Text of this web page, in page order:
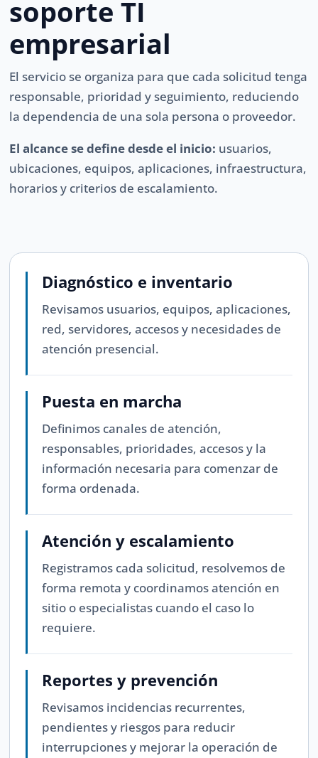
soporte TI
empresarial
El servicio se organiza para que cada solicitud tenga
responsable, prioridad y seguimiento, reduciendo
la dependencia de una sola persona o proveedor.
El alcance se define desde el inicio: usuarios,
ubicaciones, equipos, aplicaciones, infraestructura,
horarios y criterios de escalamiento.
Diagnóstico e inventario
Revisamos usuarios, equipos, aplicaciones,
red, servidores, accesos y necesidades de
atención presencial.
Puesta en marcha
Definimos canales de atención,
responsables, prioridades, accesos y la
información necesaria para comenzar de
forma ordenada.
Atención y escalamiento
Registramos cada solicitud, resolvemos de
forma remota y coordinamos atención en
sitio o especialistas cuando el caso lo
requiere.
Reportes y prevención
Revisamos incidencias recurrentes,
pendientes y riesgos para reducir
interrupciones y mejorar la operación de